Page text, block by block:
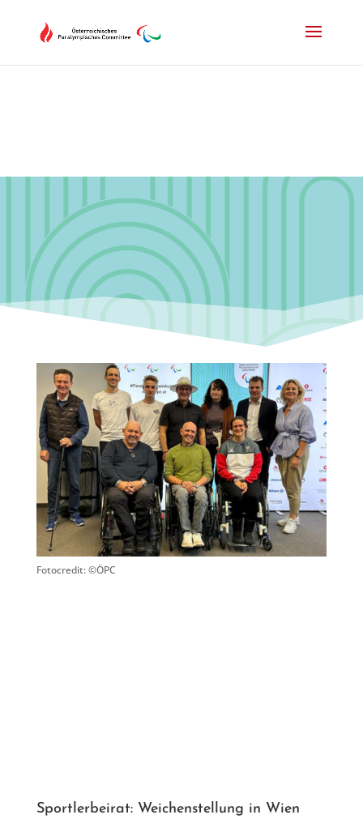
Fotocredit: ©ÖPC
Sportlerbeirat: Weichenstellung in Wien